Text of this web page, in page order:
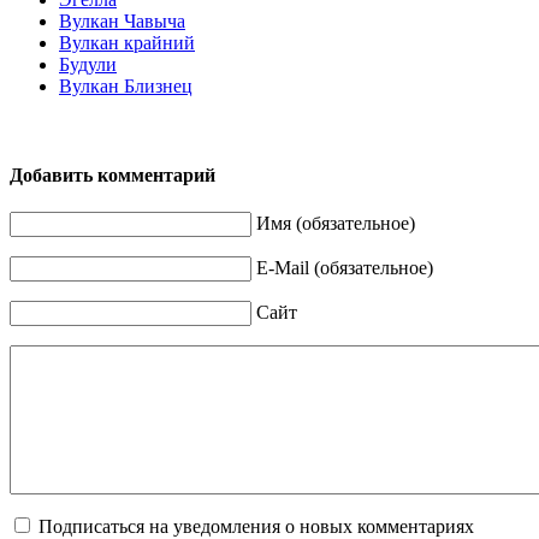
Вулкан Чавыча
Вулкан крайний
Будули
Вулкан Близнец
Добавить комментарий
Имя (обязательное)
E-Mail (обязательное)
Сайт
Подписаться на уведомления о новых комментариях